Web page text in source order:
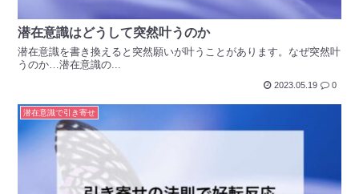
潜在意識はどうして突然叶うのか
潜在意識を書き換えると突然願いが叶うことがあります。なぜ突然叶
うのか…潜在意識の...
2023.05.19 0
潜在意識で引き寄せ